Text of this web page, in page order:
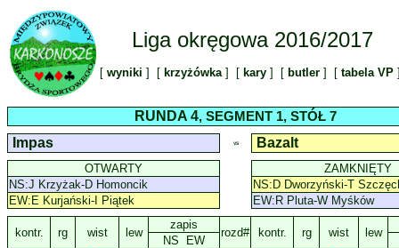
Liga okręgowa 2016/2017
[ wyniki ] [ krzyżówka ] [ kary ] [ butler ] [ tabela VP
RUNDA 4, SEGMENT 1, STÓŁ 7
Impas VS Bazalt
OTWARTY
ZAMKNIĘTY
NS:J Krzyżak-D Homoncik
NS:D Dworzyński-T
EW:E Kurjański-I Piątek
EW:R Pluta-W Myśków
kontr. rg wist lew
zapis
rozd# kontr. rg wist lew
NS EW